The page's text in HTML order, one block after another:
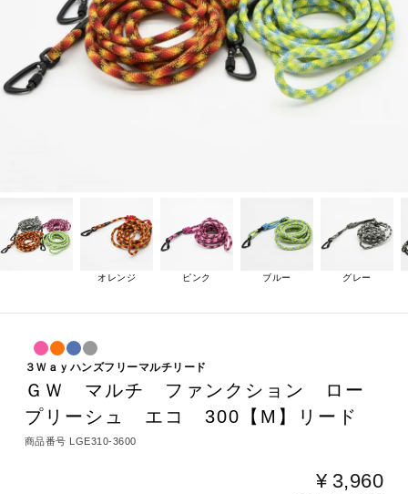
オレンジ ピンク ブルー グレー
３Ｗａｙハンズフリーマルチリード
ＧＷ マルチ ファンクション ロー
プリーシュ エコ 300【M】リード
商品番号 LGE310-3600
¥ 3,960